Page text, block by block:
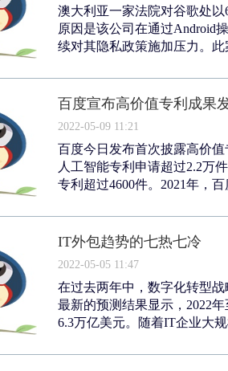
澳大利亚一家法院对谷歌处以
原因是该公司在通过Android
续对其隐私政策施加压力。
百度宣布高价值专利成果
2022-05-09 11:21
百度今日发布首次披露高价
人工智能专利申请超过2.2万
专利超过4600件。2021年，
IT外包趋势的七热七冷
2022-05-05 11:47
在过去两年中，数字化转型
最新的预测结果显示，2022
6.3万亿美元。随着IT企业大